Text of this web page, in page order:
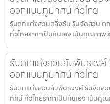
ออกแบบภูมิทัศน์ ทั่วไทย
รับตกแต่งสวนตลิ่งชัน รับจัดสวน
ทั่วไทยราคาเป็นกันเอง เน้นคุณภาพ
รับตกแต่งสวนสัมพันธวง
ออกแบบภูมิทัศน์ ทั่วไทย
รับตกแต่งสวนสัมพันธวงศ์ รับจัดส
ทัศน์ ทั่วไทยราคาเป็นกันเอง เน้นคุ